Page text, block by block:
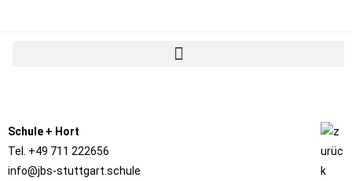
Schule + Hort
Tel. +49 711 222656
info@jbs-stuttgart.schule